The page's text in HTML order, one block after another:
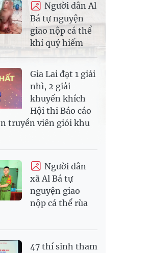
Người dân Al
Bá tự nguyện
giao nộp cá thể
khỉ quý hiếm
Gia Lai đạt 1 giải
nhì, 2 giải
khuyến khích
Hội thi Báo cáo
truyền viên giỏi khu
Người dân
xã Al Bá tự
nguyện giao
nộp cá thể rùa
47 thí sinh tham